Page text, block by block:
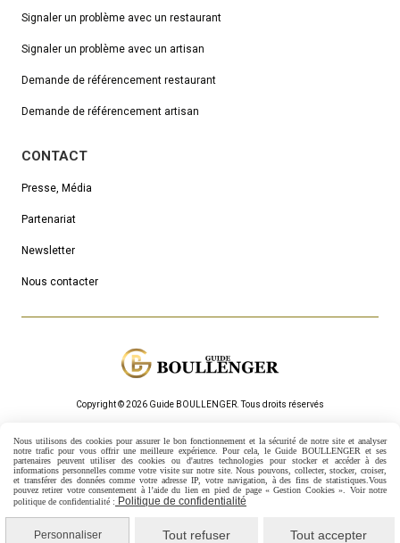
Signaler un problème avec un restaurant
Signaler un problème avec un artisan
Demande de référencement restaurant
Demande de référencement artisan
CONTACT
Presse, Média
Partenariat
Newsletter
Nous contacter
Copyright © 2026 Guide BOULLENGER.Τous droits réservés
Mon Compte
Créer un site internet
Nous utilisons des cookies pour assurer le bon fonctionnement et la sécurité de notre site et analyser
notre trafic pour vous offrir une meilleure expérience. Pour cela, le Guide BOULLENGER et ses
partenaires peuvent utiliser des cookies ou d'autres technologies pour stocker et accéder à des
informations personnelles comme votre visite sur notre site.Nous pouvons, collecter, stocker, croiser,
et transférer des données comme votre adresse IP, votre navigation, à des fins de statistiques. Vous
pouvez retirer votre consentement à l’aide du lien en pied de page « Gestion Cookies ». Voir notre
politique de confidentialité : Politique de confidentialité
Personnaliser Tout refuser Tout accepter